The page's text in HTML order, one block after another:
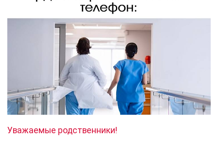
Уважаемые родственники!